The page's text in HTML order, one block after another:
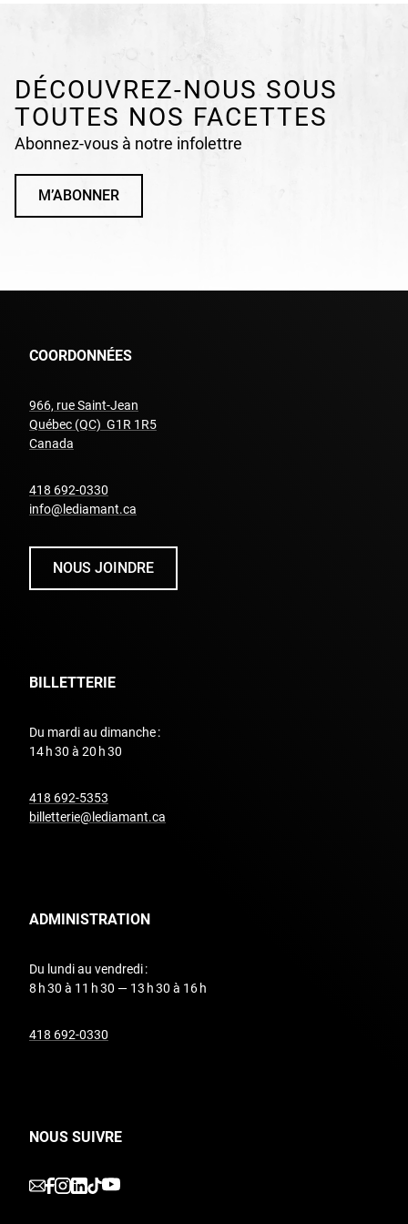
DÉCOUVREZ-NOUS SOUS
TOUTES NOS FACETTES
Abonnez-vous à notre infolettre
M’ABONNER
COORDONNÉES
966, rue Saint-Jean
Québec (QC) G1R 1R5
Canada
418 692-0330
info@lediamant.ca
NOUS JOINDRE
BILLETTERIE
Du mardi au dimanche :
14 h 30 à 20 h 30
418 692-5353
billetterie@lediamant.ca
ADMINISTRATION
Du lundi au vendredi :
8 h 30 à 11 h 30 — 13 h 30 à 16 h
418 692-0330
NOUS SUIVRE
undefined
undefined
undefined
undefined
undefined